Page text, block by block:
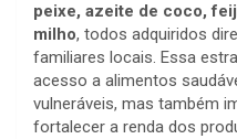
peixe, azeite de coco,
milho, todos adquiridos
familiares locais. Essa
acesso a alimentos
vulneráveis, mas também
fortalecer a renda dos